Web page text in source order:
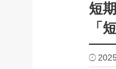
短
「